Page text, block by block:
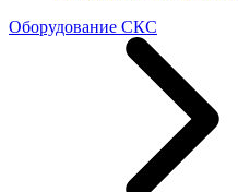
Оборудование СКС